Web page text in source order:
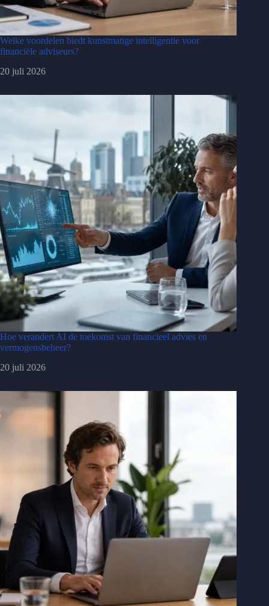
Welke voordelen biedt kunstmatige intelligentie voor
financiële adviseurs?
20 juli 2026
Hoe verandert AI de toekomst van financieel advies en
vermogensbeheer?
20 juli 2026